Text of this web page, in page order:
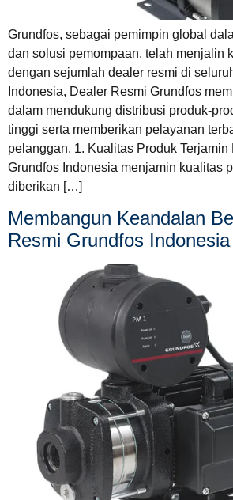
Grundfos, sebagai pemimpin global
dan solusi pemompaan, telah menjalin
dengan sejumlah dealer resmi di
Indonesia, Dealer Resmi Grundfos
dalam mendukung distribusi produk-
tinggi serta memberikan pelayanan
pelanggan. 1. Kualitas Produk Terjamin
Grundfos Indonesia menjamin kualitas
diberikan […]
Membangun Keandalan
Resmi Grundfos Indonesia